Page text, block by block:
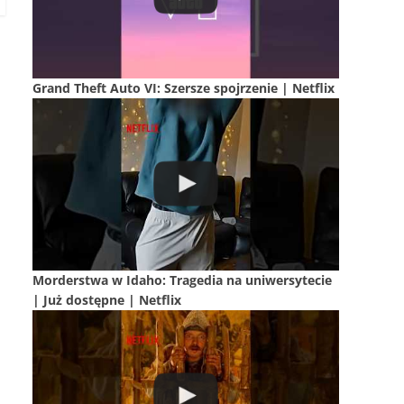
Grand Theft Auto VI: Szersze spojrzenie | Netflix
Morderstwa w Idaho: Tragedia na uniwersytecie
| Już dostępne | Netflix